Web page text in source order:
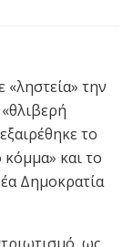
την
το
και το
Δημοκρατία